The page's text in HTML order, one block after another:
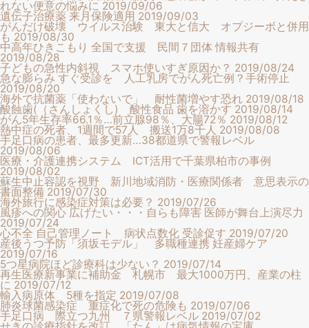
れない便意の悩みに 2019/09/06
遺伝子治療薬 来月保険適用 2019/09/03
がんだけ破壊 ウイルス治験 東大と信大 オプジーボと併用
も 2019/08/30
中高年ひきこもり 全国で支援 民間７団体 情報共有
2019/08/28
子どもの急性内斜視 スマホ使いすぎ原因か？ 2019/08/24
急な膨らみ すぐ受診を 人工乳房でがん死亡例？手術停止
2019/08/20
海外で抗菌薬「使わないで」 耐性菌増やす恐れ 2019/08/18
酸蝕歯(（さんしょくし) 酸性食品 歯を溶かす 2019/08/14
がん5年生存率66.1％…前立腺98％、大腸72％ 2019/08/12
熱中症の死者、1週間で57人 搬送1万8千人 2019/08/08
手足口病の患者、最多更新…38都道県で警報レベル
2019/08/06
医療・介護連携システム ICT活用で千葉県柏市の事例
2019/08/02
蘇生中止容認を視野 新川地域消防・医療関係者 意思表示の
書面整備 2019/07/30
海外旅行に感染症対策は必要？ 2019/07/26
風疹への関心 広げたい・・・自らも障害 医師が舞台上演尽力
2019/07/24
心不全 自己管理ノート 病状点数化 受診促す 2019/07/20
産後うつ予防「須坂モデル」 多職種連携 妊産婦ケア
2019/07/16
5つ星病院ほど診療科は少ない？ 2019/07/14
再生医療新事業に補助金 札幌市 最大1000万円、産業の柱
に 2019/07/12
輸入病原体 5種を指定 2019/07/08
肺炎球菌感染症 重症化で死の危険も 2019/07/06
手足口病 際立つ九州 ７県警報レベル 2019/07/02